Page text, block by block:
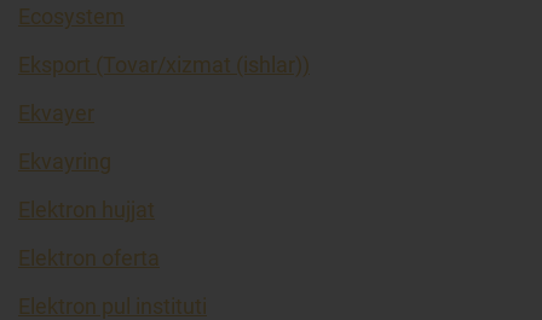
Ecosystem
Eksport (Tovar/xizmat (ishlar))
Ekvayer
Ekvayring
Elektron hujjat
Elektron oferta
Elektron pul instituti